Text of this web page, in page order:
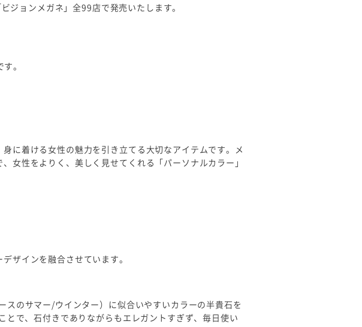
ジョンメガネ」全99店で発売いたします。
。
に着ける女性の魅力を引き立てる大切なアイテムです。メ
女性をよりく、美しく見せてくれる「パーソナルカラー」
ザインを融合させています。
のサマー/ウインター）に似合いやすいカラーの半貴石を
で、石付きでありながらもエレガントすぎず、毎日使い